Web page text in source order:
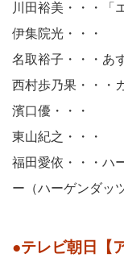
川田裕美・・・「
伊集院光・・・
名取裕子・・・あ
西村歩乃果・・・
濱口優・・・
東山紀之・・・
福田愛依・・・ハ
ー（ハーゲンダッ
●テレビ朝日【